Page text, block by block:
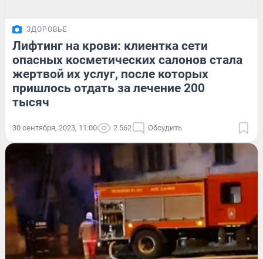
ЗДОРОВЬЕ
Лифтинг на крови: клиентка сети
опасных косметических салонов стала
жертвой их услуг, после которых
пришлось отдать за лечение 200
тысяч
30 сентября, 2023, 11:00 2 562 Обсудить